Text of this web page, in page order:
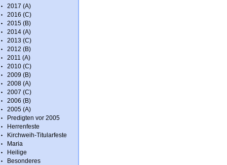
2017 (A)
2016 (C)
2015 (B)
2014 (A)
2013 (C)
2012 (B)
2011 (A)
2010 (C)
2009 (B)
2008 (A)
2007 (C)
2006 (B)
2005 (A)
Predigten vor 2005
Herrenfeste
Kirchweih-Titularfeste
Maria
Heilige
Besonderes